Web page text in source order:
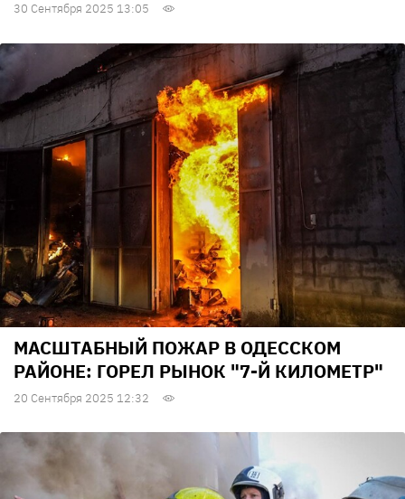
30 Сентября 2025 13:05
МАСШТАБНЫЙ ПОЖАР В ОДЕССКОМ
РАЙОНЕ: ГОРЕЛ РЫНОК "7-Й КИЛОМЕТР"
20 Сентября 2025 12:32